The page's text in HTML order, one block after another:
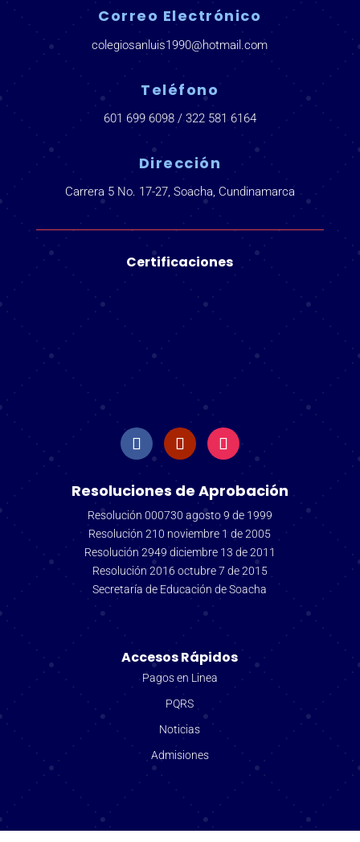
Correo Electrónico
colegiosanluis1990@hotmail.com
Teléfono
601 699 6098 / 322 581 6164
Dirección
Carrera 5 No. 17-27, Soacha, Cundinamarca
Certificaciones
Resoluciones de Aprobación
Resolución 000730 agosto 9 de 1999
Resolución 210 noviembre 1 de 2005
Resolución 2949 diciembre 13 de 2011
Resolución 2016 octubre 7 de 2015
Secretaría de Educación de Soacha
Accesos Rápidos
Pagos en Linea
PQRS
Noticias
Admisiones